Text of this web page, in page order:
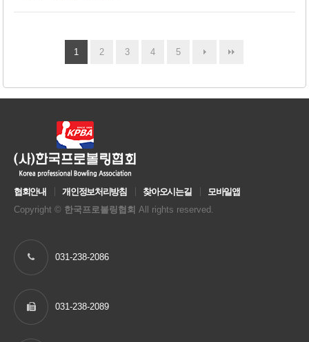
1 2 3 4 5
협회안내 개인정보처리방침 찾아오시는길
모바일앱
Copyright © 한국프로볼링협회 All rights reserved.
031-238-2086
031-238-2089